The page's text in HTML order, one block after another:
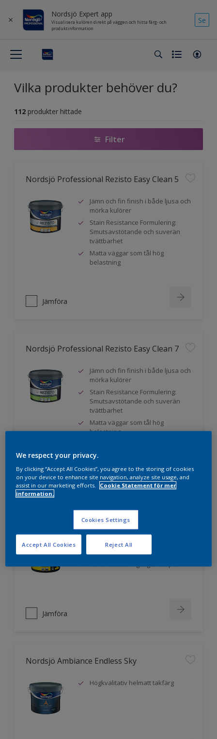
Nordsjö Expert app
Visualisera kulören direkt på väggen och hitta färg- och
produktinformation
Se
Vilka produkter behöver du?
112 produkter hittade
Filter
Nordsjö Professional Rezisto Easy Clean 5
Jämn och fin finish i både ljusa och
mörka kulörer
Stain Resistance Formulering:
Smutsavstötande och suverän
tvättbarhet
Matta väggar som tål hög
belastning
Jämföra
Nordsjö Professional Rezisto Easy Clean 7
Jämn och fin finish i både ljusa och
mörka kulörer
Stain Resistance Formulering:
Smutsavstötande och suverän
tvättbarhet
Matta väggar som tål hög
belastning
Jämföra
Nordsjö Professional Xtreme 1
Modern och reflexfri finish
Perfekta bättringsegenskaper
Jämföra
Nordsjö Ambiance Endless Sky
Högkvalitativ helmatt takfärg
We respect your privacy.
By clicking “Accept All Cookies”, you agree to the storing of cookies
on your device to enhance site navigation, analyze site usage, and
assist in our marketing efforts.
Cookie Statement för mer
information.
Cookies Settings
Reject All
Accept All Cookies